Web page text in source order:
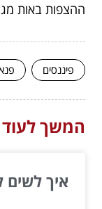
ההצפות באות
פיננסים
המשך לעוד
איך לשים